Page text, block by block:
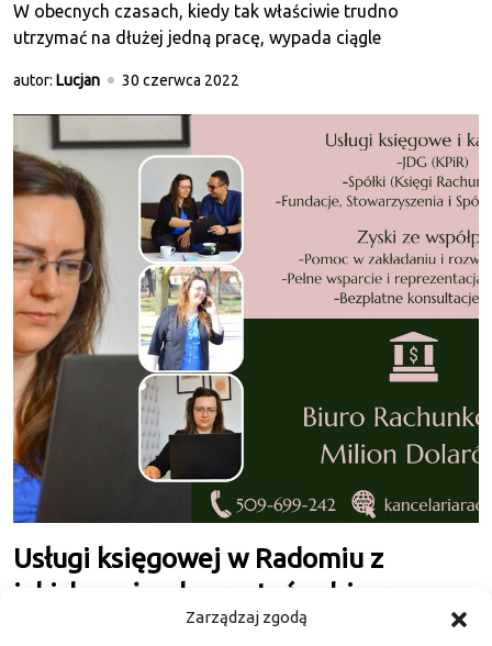
Zarządzaj zgodą
W obecnych czasach, kiedy tak właściwie trudno
utrzymać na dłużej jedną pracę, wypada ciągle
autor: Lucjan 30 czerwca 2022
Usługi księgowej w Radomiu z
jakich można korzystać w biurze
Milion Dolarów